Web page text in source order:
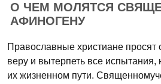
О ЧЕМ МОЛЯТСЯ
АФИНОГЕНУ
Православные христиане просят
веру и вытерпеть все испытания,
их жизненном пути.